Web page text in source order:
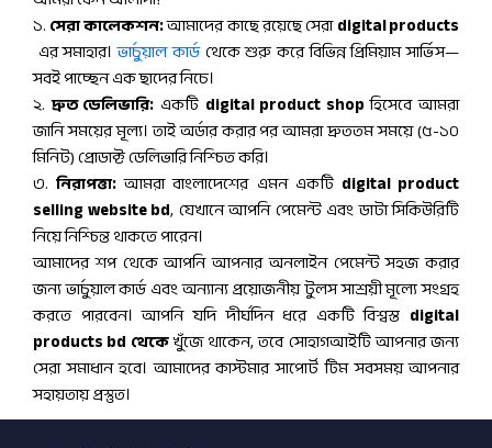
১.সেরা কালেকশন:আমাদের কাছে রয়েছে সেরাdigital products
এর সমাহার।ভার্চুয়াল কার্ডথেকে শুরু করে বিভিন্ন প্রিমিয়াম সার্ভিস—
সবই পাচ্ছেন এক ছাদের নিচে।
২.দ্রুত ডেলিভারি: একটি digital product shopহিসেবে আমরা
জানি সময়ের মূল্য। তাই অর্ডার করার পর আমরা দ্রুততম সময়ে (৫-১০
মিনিট) প্রোডাক্ট ডেলিভারি নিশ্চিত করি।
৩.নিরাপত্তা: আমরা বাংলাদেশের এমন একটি digital product
selling website bd, যেখানে আপনি পেমেন্ট এবং ডাটা সিকিউরিটি
নিয়ে নিশ্চিন্ত থাকতে পারেন।
আমাদের শপ থেকে আপনি আপনার অনলাইন পেমেন্ট সহজ করার
জন্য ভার্চুয়াল কার্ড এবং অন্যান্য প্রয়োজনীয় টুলস সাশ্রয়ী মূল্যে সংগ্রহ
করতে পারবেন। আপনি যদি দীর্ঘদিন ধরে একটি বিশ্বস্ত digital
products bd থেকেখুঁজে থাকেন, তবে সোহাগআইটি আপনার জন্য
সেরা সমাধান হবে। আমাদের কাস্টমার সাপোর্ট টিম সবসময় আপনার
সহায়তায় প্রস্তুত।